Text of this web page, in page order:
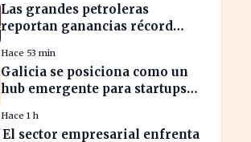
Las grandes petroleras
reportan ganancias récord
Irán
Hace 53 min
Galicia se posiciona como un
hub emergente para startups
Hace 1 h
El sector empresarial enfrenta